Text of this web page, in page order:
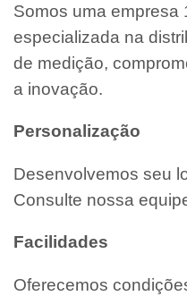
Somos uma empresa
especializada na
de medição,
a inovação.
Personalização
Desenvolvemos seu
Consulte nossa
Facilidades
Oferecemos